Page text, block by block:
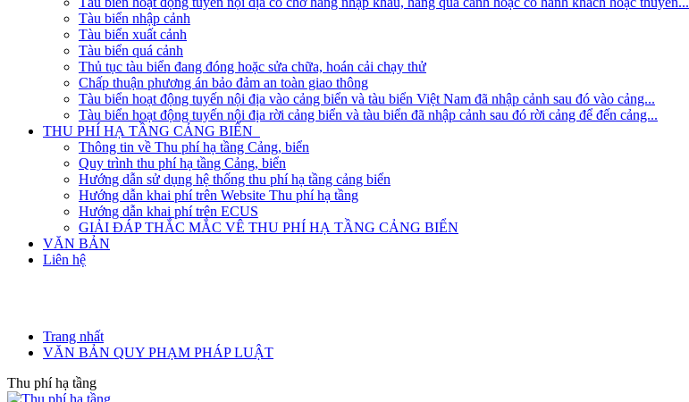
Tàu biển nhập cảnh
Tàu biển xuất cảnh
Tàu biển quá cảnh
Thủ tục tàu biển đang đóng hoặc sửa chữa, hoán cải chạy thử
Chấp thuận phương án bảo đảm an toàn giao thông
Tàu biển hoạt động tuyến nội địa vào cảng biển và tàu biển Việt Nam đã nhập cảnh sau đó vào cảng...
Tàu biển hoạt động tuyến nội địa rời cảng biển và tàu biển đã nhập cảnh sau đó rời cảng để đến cảng...
THU PHÍ HẠ TẦNG CẢNG BIỂN
Thông tin về Thu phí hạ tầng Cảng, biển
Quy trình thu phí hạ tầng Cảng, biển
Hướng dẫn sử dụng hệ thống thu phí hạ tầng cảng biển
Hướng dẫn khai phí trên Website Thu phí hạ tầng
Hướng dẫn khai phí trên ECUS
GIẢI ĐÁP THẮC MẮC VÊ THU PHÍ HẠ TẦNG CẢNG BIỂN
VĂN BẢN
Liên hệ
Trang nhất
VĂN BẢN QUY PHẠM PHÁP LUẬT
Thu phí hạ tầng